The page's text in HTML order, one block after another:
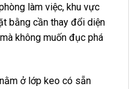
làm việc, khu vực
bằng cần thay đổi diện
không muốn đục phá
ở lớp keo có sẵn